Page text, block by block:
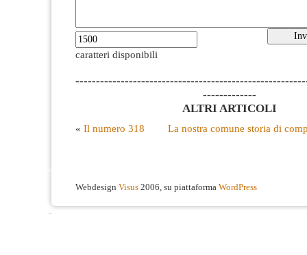
caratteri disponibili
-------------
ALTRI ARTICOLI
« Il numero 318 La nostra comune storia di
Webdesign Visus 2006, su piattaforma WordPress